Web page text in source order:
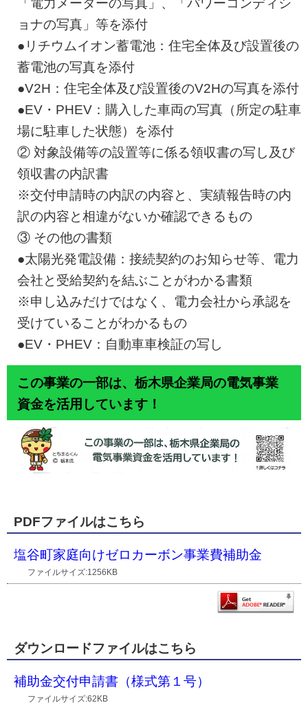
「電力メーターの写真」、「パワーコンディシ
ョナの写真」等を添付
●リチウムイオン蓄電池：住宅全体及び設置後の
蓄電池の写真を添付
●V2H：住宅全体及び設置後のV2Hの写真を添付
●EV・PHEV：購入した車両の写真（所定の駐車
場に駐車した状態）を添付
② 対象設備等の設置等に係る領収書の写し及び
領収書の内訳書
※交付申請時の内訳の内容と、実績報告時の内
訳の内容と相違がないか確認できるもの
③ その他の書類
●太陽光発電設備：接続契約のお知らせ等、電力
会社と受給契約を結ぶことがわかる書類
※申し込みだけではなく、電力会社から承認を
受けていることがわかるもの
●EV・PHEV：自動車車検証の写し
この事業の一部は、栃木県企業局の電気事業
資金を活用しています！
PDFファイルはこちら
塩谷町家庭向けゼロカーボン事業費補助金
ファイルサイズ:1256KB
ダウンロードファイルはこちら
補助金交付申請書（様式第１号）
ファイルサイズ:62KB